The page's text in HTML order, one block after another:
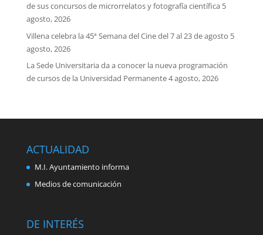
de sus concursos de microrrelatos y fotografía científica 5
agosto, 2026
Villena celebra la 45ª Semana del Cine del 7 al 23 de agosto 5
agosto, 2026
La Sede Universitaria da a conocer la nueva programación
de cursos de la Universidad Permanente4 agosto, 2026
ACTUALIDAD
M.I. Ayuntamiento informa
Medios de comunicación
DE INTERÉS